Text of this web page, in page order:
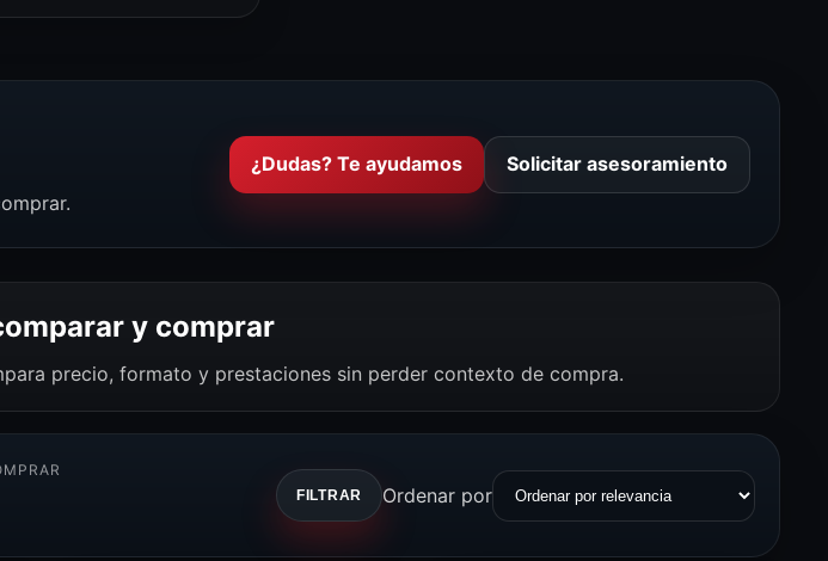
¿Dudas? Te ayudamos Solicitar asesoramiento
y comprar
precio, formato y prestaciones sin perder contexto de compra.
FILTRAR Ordenar por